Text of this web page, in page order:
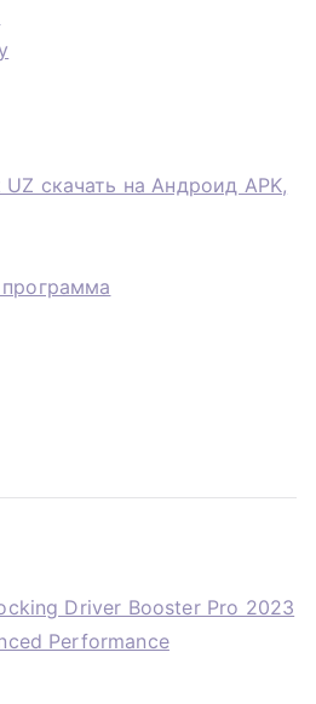
скачать на Андроид APK,
Driver Booster Pro 2023
Performance